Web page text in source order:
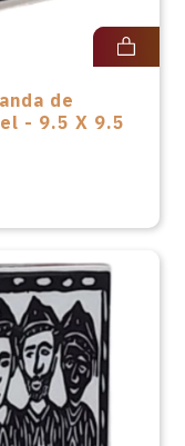
de
- 9.5 X 9.5